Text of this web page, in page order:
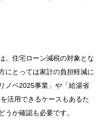
、住宅ローン減税の対象とな
にとっては家計の負担軽減に
ノベ2025事業」や「給湯省
活用できるケースもあるた
うか確認も必要です。